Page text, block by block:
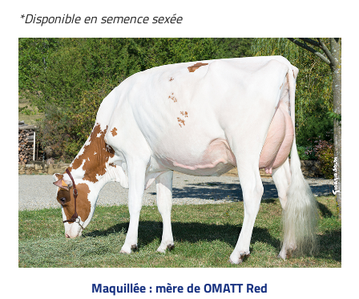
*Disponible en semence sexée
Maquillée : mère de OMATT Red